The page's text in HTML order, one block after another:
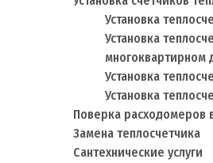
Установка
Установка
многоквартирном
Установка
Установка
Поверка расходомеров
Замена теплосчетчика
Сантехнические услуги